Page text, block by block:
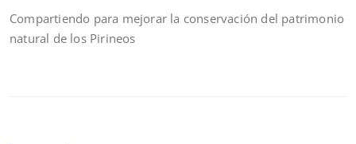
Compartiendo para mejorar la conservación del patrimonio
natural de los Pirineos